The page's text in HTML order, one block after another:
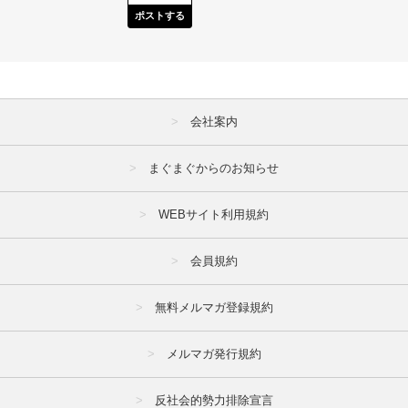
ポストする
会社案内
まぐまぐからのお知らせ
WEBサイト利用規約
会員規約
無料メルマガ登録規約
メルマガ発行規約
反社会的勢力排除宣言